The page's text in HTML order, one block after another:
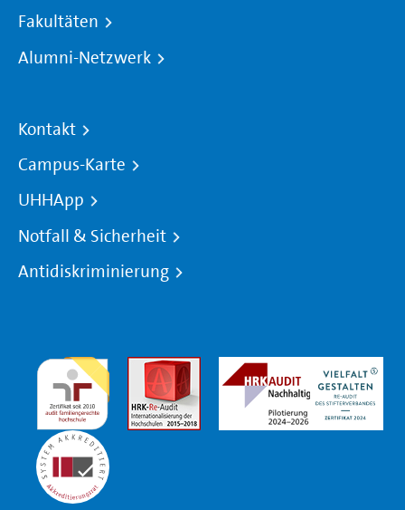
Fakultäten
Alumni-Netzwerk
Kontakt
Campus-Karte
UHHApp
Notfall & Sicherheit
Antidiskriminierung